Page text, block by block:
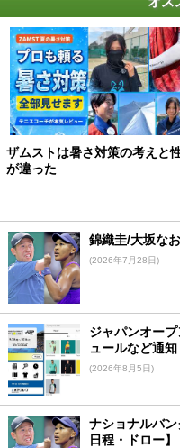
ザムストは暑さ対策の考えと
が違った
錦織圭/大坂な
(2026年7月28日)
ジャパンオー
ュールなど通知
(2026年8月5日)
ナショナルバ
日程・ドロー】